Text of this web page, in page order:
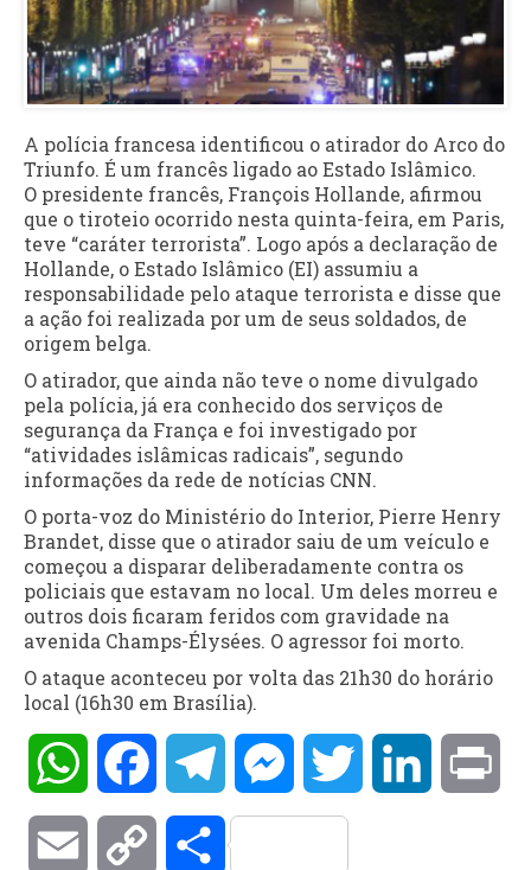
A polícia francesa identificou o atirador do Arco do
Triunfo. É um francês ligado ao Estado Islâmico.
O presidente francês, François Hollande, afirmou
que o tiroteio ocorrido nesta quinta-feira, em Paris,
teve “caráter terrorista”. Logo após a declaração de
Hollande, o Estado Islâmico (EI) assumiu a
responsabilidade pelo ataque terrorista e disse que
a ação foi realizada por um de seus soldados, de
origem belga.
O atirador, que ainda não teve o nome divulgado
pela polícia, já era conhecido dos serviços de
segurança da França e foi investigado por
“atividades islâmicas radicais”, segundo
informações da rede de notícias CNN.
O porta-voz do Ministério do Interior, Pierre Henry
Brandet, disse que o atirador saiu de um veículo e
começou a disparar deliberadamente contra os
policiais que estavam no local. Um deles morreu e
outros dois ficaram feridos com gravidade na
avenida Champs-Élysées. O agressor foi morto.
O ataque aconteceu por volta das 21h30 do horário
local (16h30 em Brasília).
WhatsAppFacebookTelegramMessengerTwitter LinkedIn
Email Copy Compartilhar